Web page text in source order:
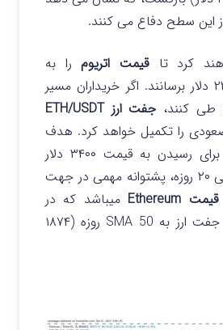
این سطح دفاع می کنند.
کرد تاقیمت اتریومرا به
مقاومت بالای ۲۲۰۰ دلار برسانند. اگر خریداران مسیر
طی کنند، جفت ارز ETH/USDT
را تکمیل خواهد کرد. هدف
این روند صعودی برای رسیدن به قیمت ۳۴۰۰ دلار
متحرک نمایی ۲۰ روزه، پشتوانه مهمی در جهت
قیمت Ethereum
میباشد که در
ادامه ممکن است جفت ارز به SMA 50 روزه (۱۸۷۴